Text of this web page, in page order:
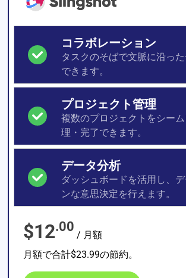
コラボレーション
タスクのそばで文脈に沿っ
できます。
プロジェクト管理
複数のプロジェクトをシー
理・完了できます。
データ分析
ダッシュボードを活用し、
ンな意思決定を行えます。
$12.00
/ 月額
月額で合計$23.99の節約。